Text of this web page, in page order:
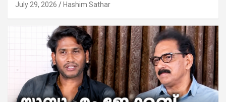
July 29, 2026 Hashim Sathar